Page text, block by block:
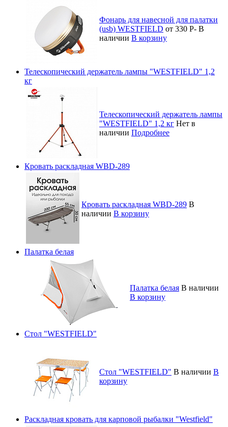
Фонарь для навесной для палатки
(usb) WESTFIELD от 330 Р- В
наличии В корзину
Телескопический держатель лампы "WESTFIELD" 1,2
кг
Телескопический держатель лампы
"WESTFIELD" 1,2 кг Нет в
наличии Подробнее
Кровать раскладная WBD-289
Кровать раскладная WBD-289 В
наличии В корзину
Палатка белая
Палатка белая В наличии
В корзину
Стол "WESTFIELD"
Стол "WESTFIELD" В наличии В
корзину
Раскладная кровать для карповой рыбалки "Westfield"